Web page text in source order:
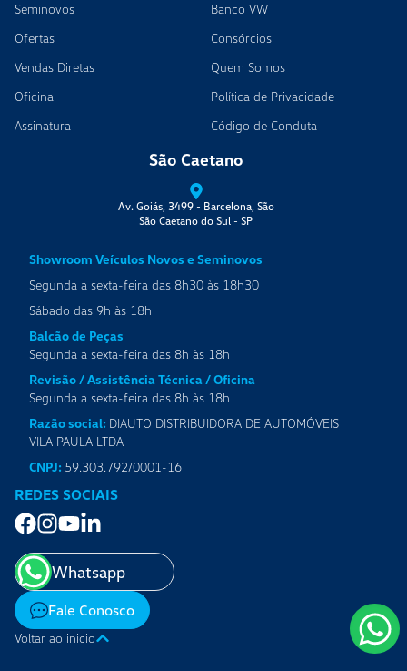
Seminovos
Ofertas
Vendas Diretas
Oficina
Assinatura
Banco VW
Consórcios
Quem Somos
Política de Privacidade
Código de Conduta
São Caetano
Av. Goiás, 3499 - Barcelona, São
São Caetano do Sul - SP
Showroom Veículos Novos e Seminovos
Segunda a sexta-feira das 8h30 às 18h30
Sábado das 9h às 18h
Balcão de Peças
Segunda a sexta-feira das 8h às 18h
Revisão / Assistência Técnica / Oficina
Segunda a sexta-feira das 8h às 18h
Razão social: DIAUTO DISTRIBUIDORA DE AUTOMÓVEIS
VILA PAULA LTDA
CNPJ: 59.303.792/0001-16
REDES SOCIAIS
Whatsapp
Fale Conosco
Voltar ao inicio